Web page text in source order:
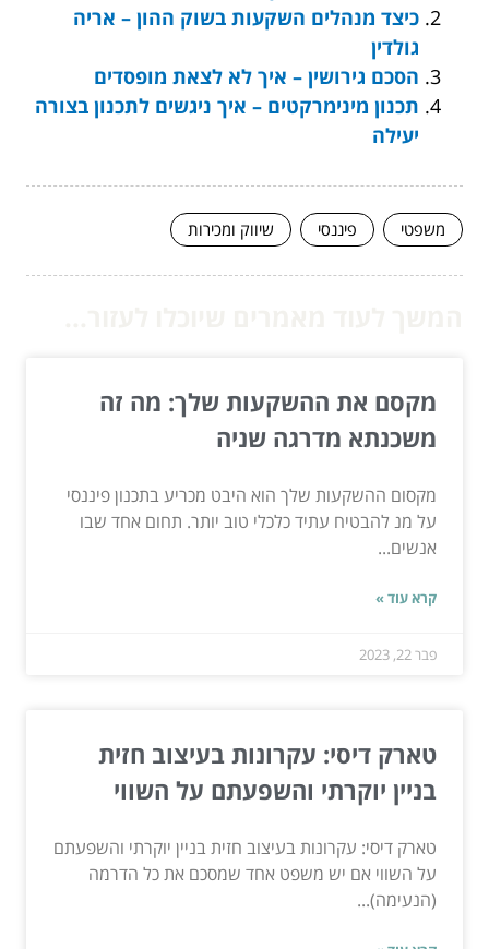
כיצד מנהלים השקעות בשוק ההון – אריה
גולדין
הסכם גירושין – איך לא לצאת מופסדים
תכנון מינימרקטים – איך ניגשים לתכנון בצורה
יעילה
משפטי פיננסי שיווק ומכירות
מקסם את ההשקעות שלך: מה זה
משכנתא מדרגה שניה
מקסום ההשקעות שלך הוא היבט מכריע בתכנון פיננסי
על מנ להבטיח עתיד כלכלי טוב יותר. תחום אחד שבו
אנשים...
קרא עוד »
פבר 22, 2023
טארק דיסי: עקרונות בעיצוב חזית
בניין יוקרתי והשפעתם על השווי
טארק דיסי: עקרונות בעיצוב חזית בניין יוקרתי והשפעתם
על השווי אם יש משפט אחד שמסכם את כל הדרמה
(הנעימה)...